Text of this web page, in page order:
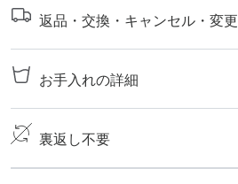
返品・交換・キャンセル・変更
お手入れの詳細
裏返し不要